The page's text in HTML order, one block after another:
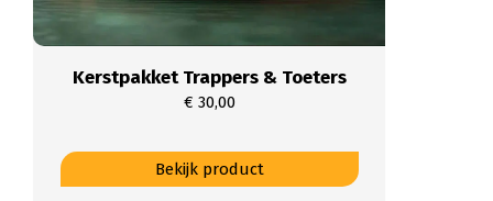
Kerstpakket Trappers & Toeters
€ 30,00
Dit
Bekijk product